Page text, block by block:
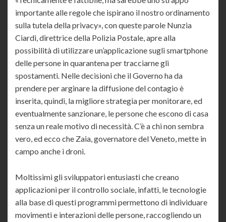
importante alle regole che ispirano il nostro ordinamento
sulla tutela della privacy», con queste parole Nunzia
Ciardi, direttrice della Polizia Postale, apre alla
possibilità di utilizzare un’applicazione sugli smartphone
delle persone in quarantena per tracciarne gli
spostamenti. Nelle decisioni che il Governo ha da
prendere per arginare la diffusione del contagio è
inserita, quindi, la migliore strategia per monitorare, ed
eventualmente sanzionare, le persone che escono di casa
senza un reale motivo di necessità. C’è a chi non sembra
vero, ed ecco che Zaia, governatore del Veneto, mette in
campo anche i droni.
Moltissimi gli sviluppatori entusiasti che creano
applicazioni per il controllo sociale, infatti, le tecnologie
alla base di questi programmi permettono di individuare
movimenti e interazioni delle persone, raccogliendo un